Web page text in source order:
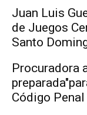
Juan Luis
de Juegos
Santo
Procuradora
Código Penal